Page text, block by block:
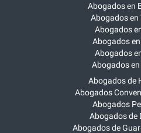
Abogados en
Abogados en
Abogados
Abogados
Abogados
Abogados
Abogados de
Abogados
Abogados
Abogados de
Abogados de